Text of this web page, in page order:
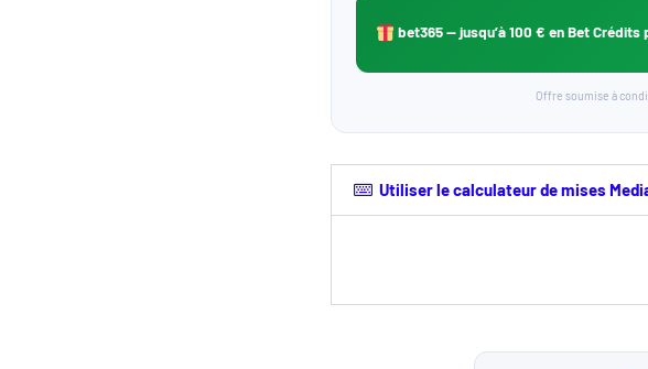
bet365— jusqu’à 100 € en Bet
Offre soumise à
Utiliser le calculateur de mises